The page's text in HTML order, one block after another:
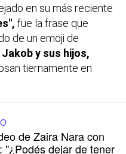
en su más reciente
fue la frase que
de un emoji de
Jakob y sus hijos,
tiernamente en
de Zaira Nara con
"¿Podés dejar de tener